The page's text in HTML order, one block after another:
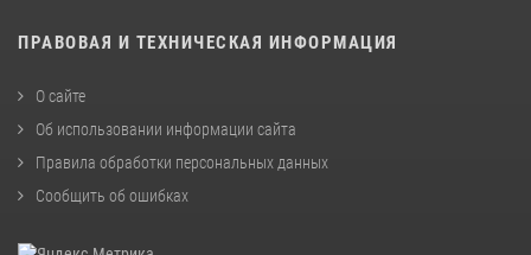
ПРАВОВАЯ И ТЕХНИЧЕСКАЯ ИНФОРМАЦИЯ
О сайте
Об использовании информации сайта
Правила обработки персональных данных
Сообщить об ошибках